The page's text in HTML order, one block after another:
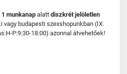
1 munkanap alatt diszkrét jelöletlen
vagy budapesti szexshopunkban (IX.
P:9:30-18:00) azonnal átvehetőek!